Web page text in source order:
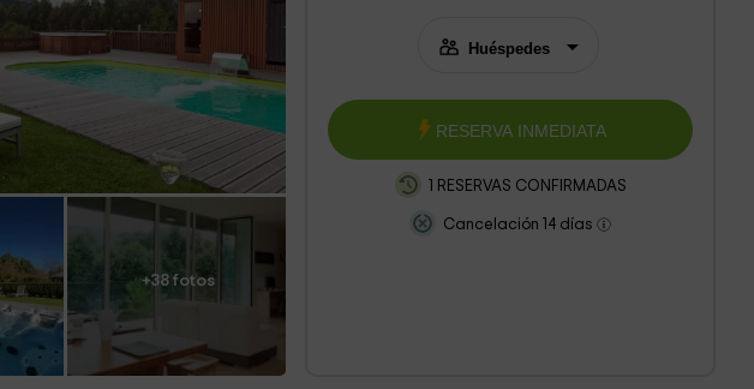
+38 fotos
RESERVA INMEDIATA
1 RESERVAS CONFIRMADAS
Cancelación 14 días